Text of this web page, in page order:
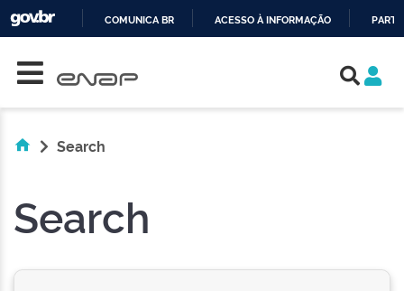
COMUNICA BR ACESSO À INFORMAÇÃO
Search
Search